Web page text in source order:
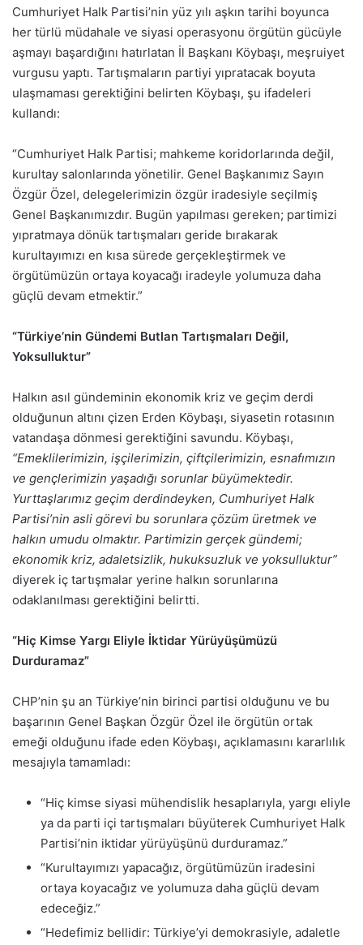
Cumhuriyet Halk Partisi’nin yüz yılı aşkın tarihi boyunca
her türlü müdahale ve siyasi operasyonu örgütün gücüyle
aşmayı başardığını hatırlatan İl Başkanı Köybaşı, meşruiyet
vurgusu yaptı. Tartışmaların partiyi yıpratacak boyuta
ulaşmaması gerektiğini belirten Köybaşı, şu ifadeleri
kullandı:
“Cumhuriyet Halk Partisi; mahkeme koridorlarında değil,
kurultay salonlarında yönetilir. Genel Başkanımız Sayın
Özgür Özel, delegelerimizin özgür iradesiyle seçilmiş
Genel Başkanımızdır. Bugün yapılması gereken; partimizi
yıpratmaya dönük tartışmaları geride bırakarak
kurultayımızı en kısa sürede gerçekleştirmek ve
örgütümüzün ortaya koyacağı iradeyle yolumuza daha
güçlü devam etmektir.”
“Türkiye’nin Gündemi Butlan Tartışmaları Değil,
Yoksulluktur”
Halkın asıl gündeminin ekonomik kriz ve geçim derdi
olduğunun altını çizen Erden Köybaşı, siyasetin rotasının
vatandaşa dönmesi gerektiğini savundu. Köybaşı,
“Emeklilerimizin, işçilerimizin, çiftçilerimizin, esnafımızın
ve gençlerimizin yaşadığı sorunlar büyümektedir.
Yurttaşlarımız geçim derdindeyken, Cumhuriyet Halk
Partisi’nin asli görevi bu sorunlara çözüm üretmek ve
halkın umudu olmaktır. Partimizin gerçek gündemi;
ekonomik kriz, adaletsizlik, hukuksuzluk ve yoksulluktur”
diyerek iç tartışmalar yerine halkın sorunlarına
odaklanılması gerektiğini belirtti.
“Hiç Kimse Yargı Eliyle İktidar Yürüyüşümüzü
Durduramaz”
CHP’nin şu an Türkiye’nin birinci partisi olduğunu ve bu
başarının Genel Başkan Özgür Özel ile örgütün ortak
emeği olduğunu ifade eden Köybaşı, açıklamasını kararlılık
mesajıyla tamamladı:
“Hiç kimse siyasi mühendislik hesaplarıyla, yargı eliyle
ya da parti içi tartışmaları büyüterek Cumhuriyet Halk
Partisi’nin iktidar yürüyüşünü durduramaz.”
“Kurultayımızı yapacağız, örgütümüzün iradesini
ortaya koyacağız ve yolumuza daha güçlü devam
edeceğiz.”
“Hedefimiz bellidir: Türkiye’yi demokrasiyle, adaletle